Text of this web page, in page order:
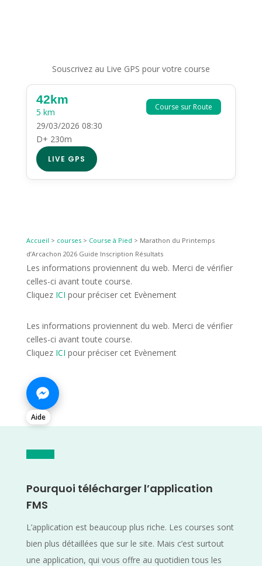
Souscrivez au Live GPS pour votre course
Course sur Route
42km
5 km
29/03/2026 08:30
D+ 230m
LIVE GPS
Accueil > courses> Course à Pied > Marathon du Printemps
d’Arcachon 2026 Guide Inscription Résultats
Les informations proviennent du web. Merci de vérifier
celles-ci avant toute course.
Cliquez ICI pour préciser cet Evènement
Les informations proviennent du web. Merci de vérifier
celles-ci avant toute course.
Cliquez ICI pour préciser cet Evènement
Aide
Pourquoi télécharger l’application
FMS
L’application est beaucoup plus riche. Les courses sont
bien plus détaillées que sur le site. Mais c’est surtout
une application, qui vous offre au quotidien tous les